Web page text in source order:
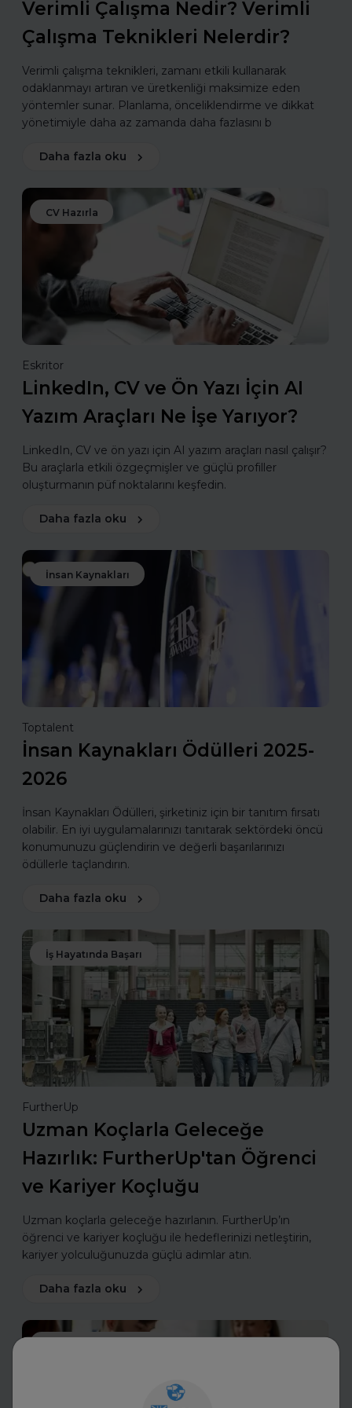
Verimli Çalışma Nedir? Verimli
Çalışma Teknikleri Nelerdir?
Verimli çalışma teknikleri, zamanı etkili kullanarak
odaklanmayı artıran ve üretkenliği maksimize eden
yöntemler sunar. Planlama, önceliklendirme ve dikkat
yönetimiyle daha az zamanda daha fazlasını b
Daha fazla oku
CV Hazırla
Eskritor
LinkedIn, CV ve Ön Yazı İçin AI
Yazım Araçları Ne İşe Yarıyor?
LinkedIn, CV ve ön yazı için AI yazım araçları nasıl çalışır?
Bu araçlarla etkili özgeçmişler ve güçlü profiller
oluşturmanın püf noktalarını keşfedin.
Daha fazla oku
İnsan Kaynakları
Toptalent
İnsan Kaynakları Ödülleri 2025-
2026
İnsan Kaynakları Ödülleri, şirketiniz için bir tanıtım fırsatı
olabilir. En iyi uygulamalarınızı tanıtarak sektördeki öncü
konumunuzu güçlendirin ve değerli başarılarınızı
ödüllerle taçlandırın.
Daha fazla oku
İş Hayatında Başarı
FurtherUp
Uzman Koçlarla Geleceğe
Hazırlık: FurtherUp'tan Öğrenci
ve Kariyer Koçluğu
Uzman koçlarla geleceğe hazırlanın. FurtherUp’ın
öğrenci ve kariyer koçluğu ile hedeflerinizi netleştirin,
kariyer yolculuğunuzda güçlü adımlar atın.
Daha fazla oku